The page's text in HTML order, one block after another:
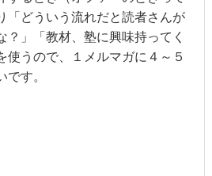
「どういう流れだと読者さんが
？」「教材、塾に興味持ってく
使うので、１メルマガに４～５
です。